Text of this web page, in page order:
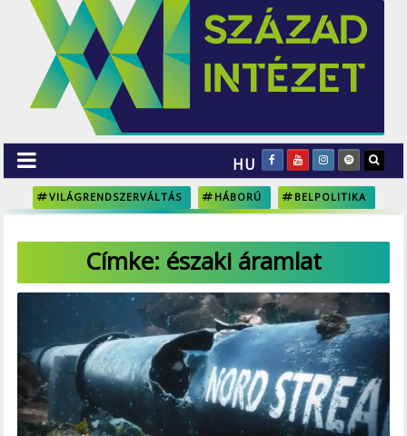
HU
VILÁGRENDSZERVÁLTÁS HÁBORÚ BELPOLITIKA
Címke: északi áramlat